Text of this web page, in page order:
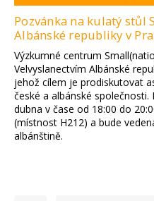
Pozvánka na kulatý stůl
Albánské republiky v
Výzkumné centrum
Velvyslanectvím Albánské
jehož cílem je prodiskutovat
české a albánské
dubna v čase od 18:00 do
(místnost H212) a bude
albánštině.